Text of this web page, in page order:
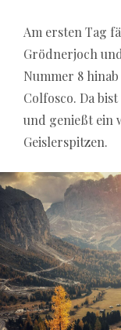
Am ersten Tag
Grödnerjoch
Nummer 8
Colfosco. Da
und genießt ein
Geislerspitzen.